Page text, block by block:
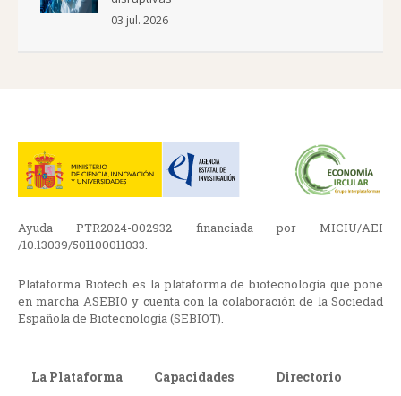
03 jul. 2026
Ayuda PTR2024-002932 financiada por MICIU/AEI
/10.13039/501100011033.
Plataforma Biotech es la plataforma de biotecnología que pone
en marcha ASEBIO y cuenta con la colaboración de la Sociedad
Española de Biotecnología (SEBIOT).
La Plataforma Capacidades Directorio